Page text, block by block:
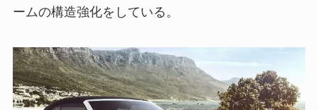
ームの構造強化をしている。